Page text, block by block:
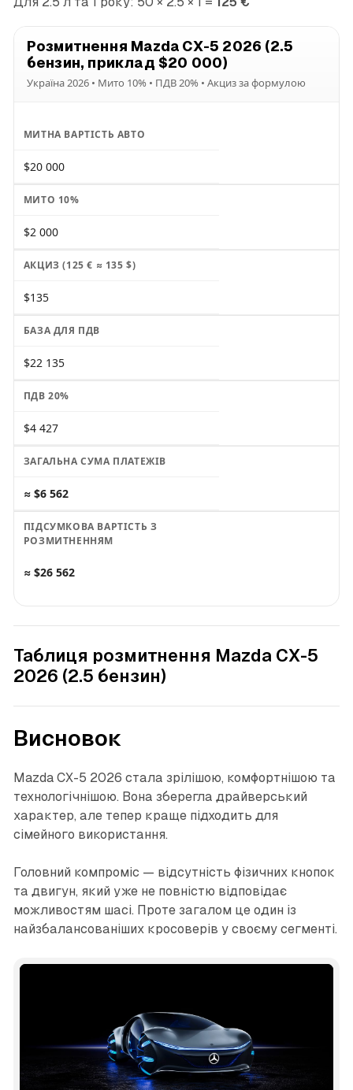
Розмитнення Mazda CX-5 2026 (2.5
бензин, приклад $20 000)
Україна 2026 • Мито 10% • ПДВ 20% • Акциз за формулою
МИТНА ВАРТІСТЬ АВТО
$20 000
МИТО 10%
$2 000
АКЦИЗ (125 € ≈ 135 $)
$135
БАЗА ДЛЯ ПДВ
$22 135
ПДВ 20%
$4 427
ЗАГАЛЬНА СУМА ПЛАТЕЖІВ
≈ $6 562
ПІДСУМКОВА ВАРТІСТЬ З
РОЗМИТНЕННЯМ
≈ $26 562
Таблиця розмитнення Mazda CX-5
2026 (2.5 бензин)
Висновок
Mazda CX-5 2026 стала зрілішою, комфортнішою та
технологічнішою. Вона зберегла драйверський
характер, але тепер краще підходить для
сімейного використання.
Головний компроміс — відсутність фізичних кнопок
та двигун, який уже не повністю відповідає
можливостям шасі. Проте загалом це один із
найзбалансованіших кросоверів у своєму сегменті.